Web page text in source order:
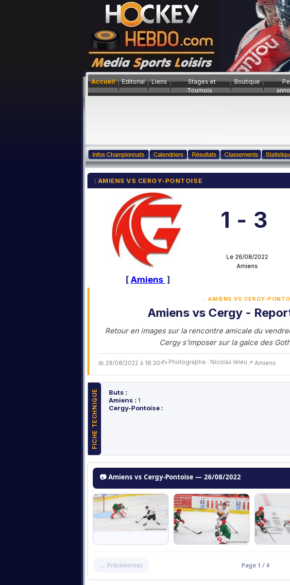
Accueil Editorial Liens
Stages et
Tournois
Boutique
: AMIENS VS CERGY-PONTOISE
1 - 3
Le 26/08/2022
Amiens
[Amiens ]
: AMIENS VS CERGY-
Amiens vs Cergy -
Retour en images sur la rencontre amicale du
Cergy s'imposer sur la galce des
📅 28/08/2022 à 18:30✍️ Photographe : Nicolas leleu 📍 Amiens
FICHE TECHNIQUE
Buts :
Amiens : 1
Cergy-Pontoise :